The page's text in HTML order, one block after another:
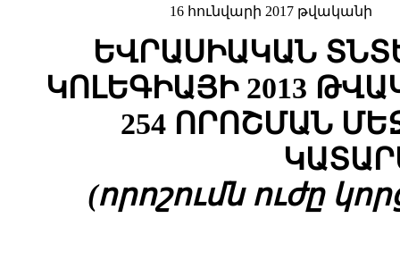
16 հունվարի 2017 թվականի
ԵՎՐԱՍԻԱԿԱՆ
ԿՈԼԵԳԻԱՅԻ 2013
254 ՈՐՈՇՄԱՆ
(որոշումն ուժը